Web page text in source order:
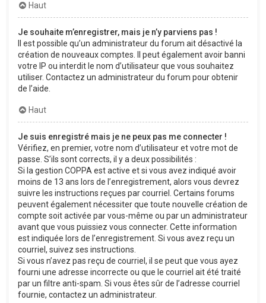
Haut
Je souhaite m’enregistrer, mais je n’y parviens pas !
Il est possible qu’un administrateur du forum ait désactivé la
création de nouveaux comptes. Il peut également avoir banni
votre IP ou interdit le nom d’utilisateur que vous souhaitez
utiliser. Contactez un administrateur du forum pour obtenir
de l’aide.
Haut
Je suis enregistré mais je ne peux pas me connecter !
Vérifiez, en premier, votre nom d’utilisateur et votre mot de
passe. S’ils sont corrects, il y a deux possibilités :
Si la gestion COPPA est active et si vous avez indiqué avoir
moins de 13 ans lors de l’enregistrement, alors vous devrez
suivre les instructions reçues par courriel. Certains forums
peuvent également nécessiter que toute nouvelle création de
compte soit activée par vous-même ou par un administrateur
avant que vous puissiez vous connecter. Cette information
est indiquée lors de l’enregistrement. Si vous avez reçu un
courriel, suivez ses instructions.
Si vous n’avez pas reçu de courriel, il se peut que vous ayez
fourni une adresse incorrecte ou que le courriel ait été traité
par un filtre anti-spam. Si vous êtes sûr de l’adresse courriel
fournie, contactez un administrateur.